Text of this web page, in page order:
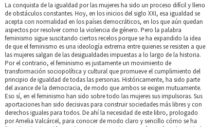
La conquista de la igualdad por las mujeres ha sido un proceso difícil y lleno
de obstáculos constantes. Hoy, en los inicios del siglo XXI, esa igualdad se
acepta con normalidad en los países democráticos, en los que aún quedan
aspectos por resolver como la violencia de género. Pero la palabra
feminismo sigue suscitando ciertos recelos porque se ha expandido la idea
de que el feminismo es una ideología extrema entre quienes se resisten a que
las mujeres salgan de las desigualdades impuestas a lo largo de la historia.
Por el contrario, el feminismo es justamente un movimiento de
transformación sociopolítica y cultural que promueve el cumplimiento del
principio de igualdad de todas las personas. Históricamente, ha sido parte
del avance de la democracia, de modo que ambos se exigen mutuamente.
Eso sí, en el feminismo han sido sobre todo las mujeres sus impulsoras. Sus
aportaciones han sido decisivas para construir sociedades más libres y con
derechos iguales para todos. De ahí la necesidad de este libro, prologado
por Amelia Valcárcel, para conocer de modo claro y sencillo cómo se ha